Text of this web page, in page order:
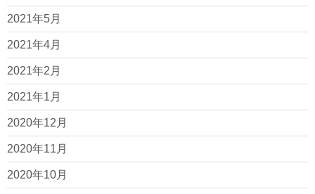
2021年5月
2021年4月
2021年2月
2021年1月
2020年12月
2020年11月
2020年10月